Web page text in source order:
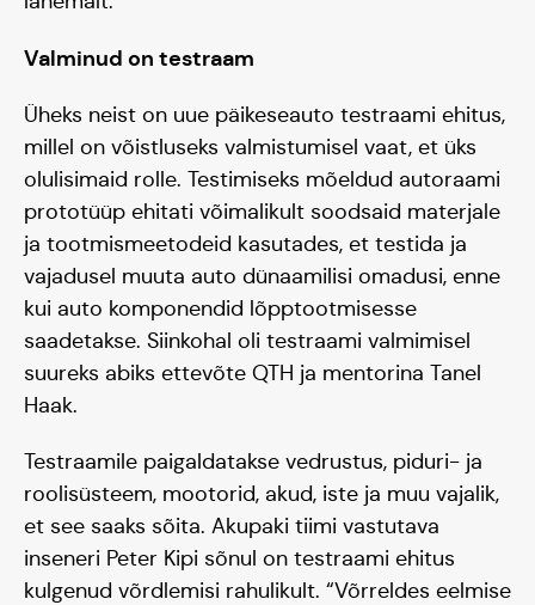
Valminud on testraam
Üheks neist on uue päikeseauto testraami ehitus,
millel on võistluseks valmistumisel vaat, et üks
olulisimaid rolle. Testimiseks mõeldud autoraami
prototüüp ehitati võimalikult soodsaid materjale
ja tootmismeetodeid kasutades, et testida ja
vajadusel muuta auto dünaamilisi omadusi, enne
kui auto komponendid lõpptootmisesse
saadetakse. Siinkohal oli testraami valmimisel
suureks abiks ettevõte QTH ja mentorina Tanel
Haak.
Testraamile paigaldatakse vedrustus, piduri- ja
roolisüsteem, mootorid, akud, iste ja muu vajalik,
et see saaks sõita. Akupaki tiimi vastutava
inseneri Peter Kipi sõnul on testraami ehitus
kulgenud võrdlemisi rahulikult. “Võrreldes eelmise